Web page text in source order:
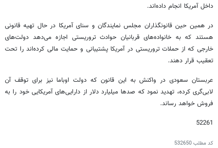
داخل آمریکا انجام داده‌اند.
در همین حین قانونگذاران مجلس نمایندگان و سنای آمریکا در حال تهیه قانونی
هستند که به خانواده‌های قربانیان حوادث تروریستی اجازه می‌دهد دولت‌های
خارجی که از حملات تروریستی در آمریکا پشتیبانی و حمایت مالی کرده‌اند را تحت
تعقیب قرار دهند.
عربستان سعودی در واکنش به این قانون که دولت اوباما نیز برای توقف آن
لابی‌گری کرده، تهدید نمود که صدها میلیارد دلار از دارایی‌های آمریکایی خود را به
فروش خواهد رساند.
52261
کد مطلب532650